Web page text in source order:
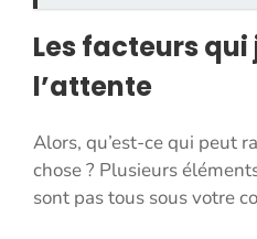
Les facteurs
l’attente
Alors, qu’est-ce qui peut
chose ? Plusieurs
sont pas tous sous votre